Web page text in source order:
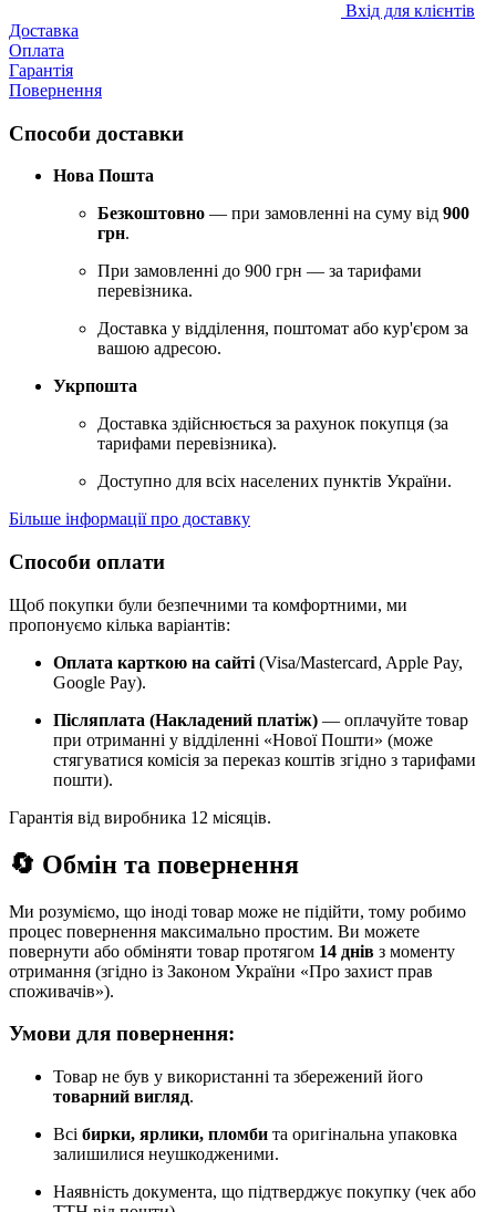
Вхід для клієнтів
Доставка
Оплата
Гарантія
Повернення
Способи доставки
Нова Пошта
Безкоштовно — при замовленні на суму від 900
грн.
При замовленні до 900 грн — за тарифами
перевізника.
Доставка у відділення, поштомат або кур'єром за
вашою адресою.
Укрпошта
Доставка здійснюється за рахунок покупця (за
тарифами перевізника).
Доступно для всіх населених пунктів України.
Більше інформації про доставку
Способи оплати
Щоб покупки були безпечними та комфортними, ми
пропонуємо кілька варіантів:
Оплата карткою на сайті (Visa/Mastercard, Apple Pay,
Google Pay).
Післяплата (Накладений платіж) — оплачуйте товар
при отриманні у відділенні «Нової Пошти» (може
стягуватися комісія за переказ коштів згідно з тарифами
пошти).
Гарантія від виробника 12 місяців.
🔄 Обмін та повернення
Ми розуміємо, що іноді товар може не підійти, тому робимо
процес повернення максимально простим. Ви можете
повернути або обміняти товар протягом 14 днів з моменту
отримання (згідно із Законом України «Про захист прав
споживачів»).
Умови для повернення:
Товар не був у використанні та збережений його
товарний вигляд.
Всі бирки, ярлики, пломби та оригінальна упаковка
залишилися неушкодженими.
Наявність документа, що підтверджує покупку (чек або